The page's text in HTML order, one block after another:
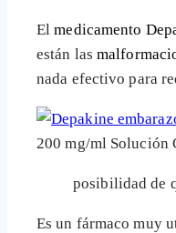
Elmedicamento
están las
nada efectivo para
200 mg/ml Solución
posibilidad de
Es un fármaco muy